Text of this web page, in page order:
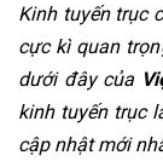
Kinh tuyến trục
cực kì quan
dưới đây của
kinh tuyến trục
cập nhật mới